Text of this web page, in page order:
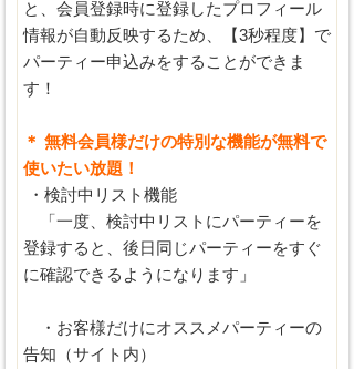
と、会員登録時に登録したプロフィール
情報が自動反映するため、【3秒程度】で
パーティー申込みをすることができま
す！
＊ 無料会員様だけの特別な機能が無料で
使いたい放題！
・検討中リスト機能
「一度、検討中リストにパーティーを
登録すると、後日同じパーティーをすぐ
に確認できるようになります」
・お客様だけにオススメパーティーの
告知（サイト内）